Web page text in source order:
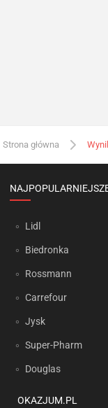
Strona główna
Lidl
Biedronka
Rossmann
Carrefour
Jysk
Super-Pharm
Douglas
OKAZJUM.PL